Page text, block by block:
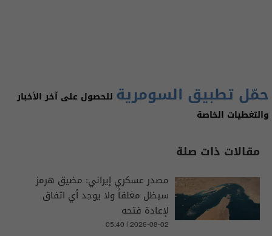
حمّل تطبيق السومرية للحصول على آخر الأخبار
والتغطيات الخاصة
مقالات ذات صلة
مصدر عسكري إيراني: مضيق هرمز
سيظل مغلقاً ولا يوجد أي اتفاق
لإعادة فتحه
05:40 | 2026-08-02